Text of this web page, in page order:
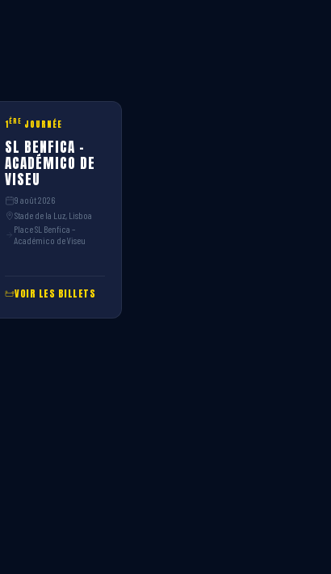
1ÈRE JOURNÉE
SL BENFICA –
ACADÉMICO DE
VISEU
9 août 2026
Stade de la Luz, Lisboa
Place SL Benfica –
Académico de Viseu
VOIR LES BILLETS